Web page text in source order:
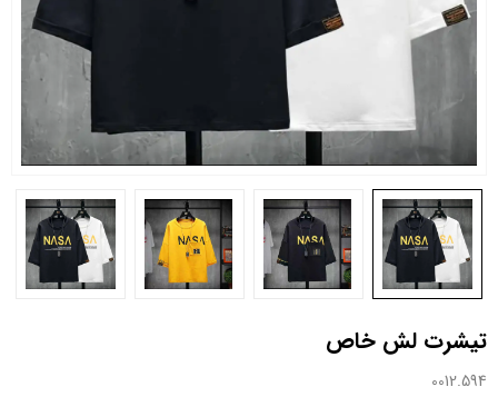
تیشرت لش خاص
0012.594